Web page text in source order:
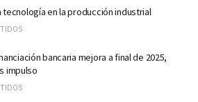
tecnología en la producción industrial
bancaria mejora a final de 2025,
impulso